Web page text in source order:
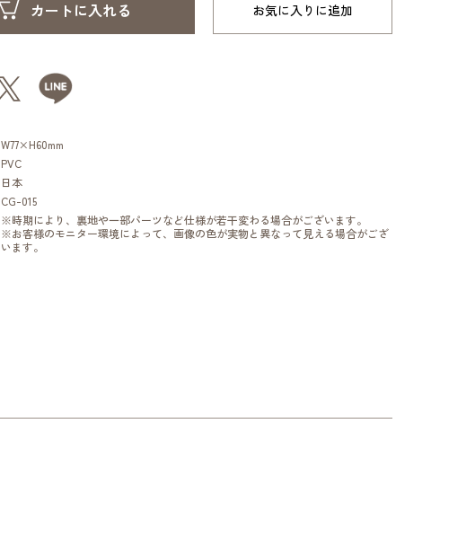
お気に入りに追加
W77×H60mm
PVC
日本
CG-015
※時期により、裏地や一部パーツなど仕様が若干変わる場合がございます。
※お客様のモニター環境によって、画像の色が実物と異なって見える場合がござ
います。